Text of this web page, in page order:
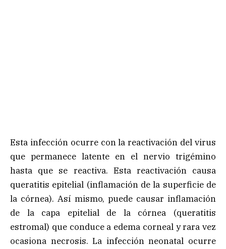
Esta infección ocurre con la reactivación del virus
que permanece latente en el nervio trigémino
hasta que se reactiva. Esta reactivación causa
queratitis epitelial (inflamación de la superficie de
la córnea). Así mismo, puede causar inflamación
de la capa epitelial de la córnea (queratitis
estromal) que conduce a edema corneal y rara vez
ocasiona necrosis. La infección neonatal ocurre